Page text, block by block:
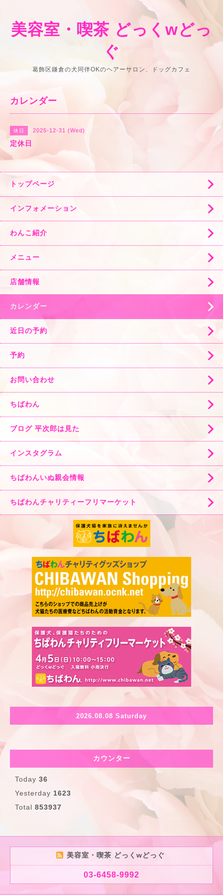
美容室・喫茶 どっくwどっ
ぐ
葛飾区鎌倉の犬同伴OKのヘアーサロン、ドッグカフェ
カレンダー
休日 2025-12-31 (Wed)
定休日
トップページ
インフォメーション
わんこ紹介
メニュー
店舗情報
カレンダー
近日の予約
予約
お問い合わせ
ちばわん
ブログ 平次郎は見た
インスタグラム
ちばわんいぬ親会情報
ちばわんチャリティーフリマーケット
2026.08.08 Saturday
カウンター
Today 36
Yesterday 1623
Total 853937
美容室・喫茶 どっくwどっぐ
03-6458-9992